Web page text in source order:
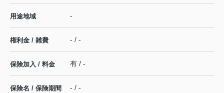
用途地域 -
権利金 / 雑費 - / -
保険加入 / 料金 有 / -
保険名 / 保険期間 - / -